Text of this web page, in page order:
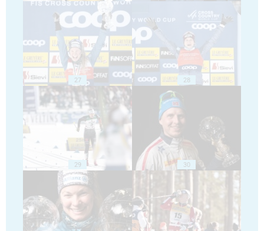
27 28
29 30